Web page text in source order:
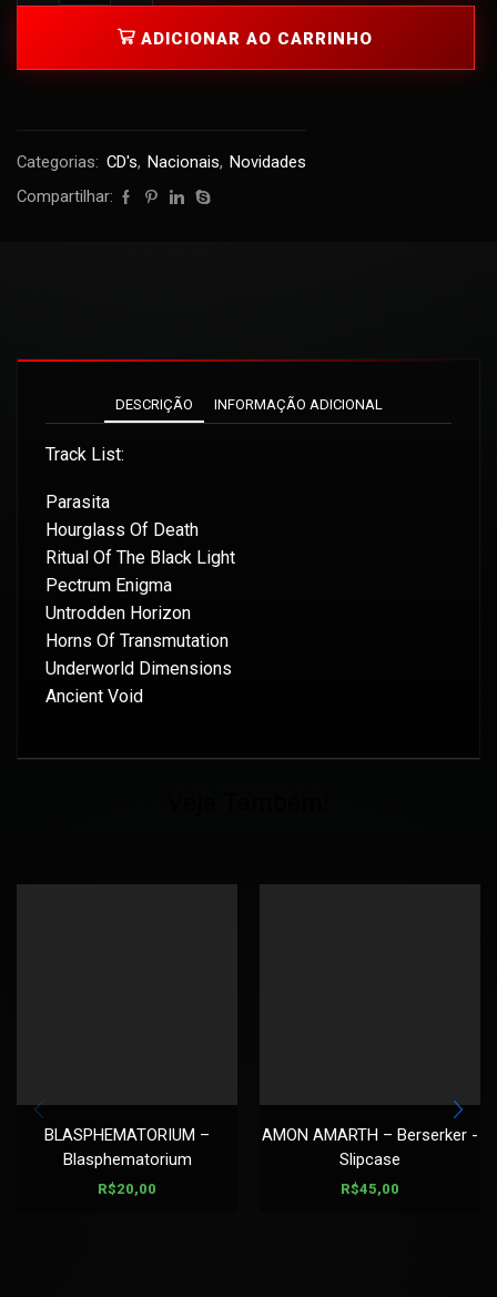
ADICIONAR AO CARRINHO
Categorias: CD's, Nacionais, Novidades
Compartilhar:
DESCRIÇÃO INFORMAÇÃO ADICIONAL
Track List:
Parasita
Hourglass Of Death
Ritual Of The Black Light
Pectrum Enigma
Untrodden Horizon
Horns Of Transmutation
Underworld Dimensions
Ancient Void
BLASPHEMATORIUM –
Blasphematorium
R$20,00
AMON AMARTH – Berserker -
Slipcase
R$45,00